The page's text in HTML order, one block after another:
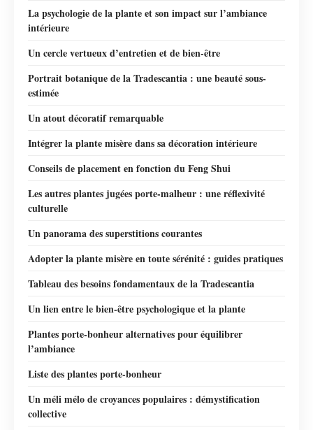
La psychologie de la plante et son impact sur l’ambiance
intérieure
Un cercle vertueux d’entretien et de bien-être
Portrait botanique de la Tradescantia : une beauté sous-
estimée
Un atout décoratif remarquable
Intégrer la plante misère dans sa décoration intérieure
Conseils de placement en fonction du Feng Shui
Les autres plantes jugées porte-malheur : une réflexivité
culturelle
Un panorama des superstitions courantes
Adopter la plante misère en toute sérénité : guides pratiques
Tableau des besoins fondamentaux de la Tradescantia
Un lien entre le bien-être psychologique et la plante
Plantes porte-bonheur alternatives pour équilibrer
l’ambiance
Liste des plantes porte-bonheur
Un méli mélo de croyances populaires : démystification
collective